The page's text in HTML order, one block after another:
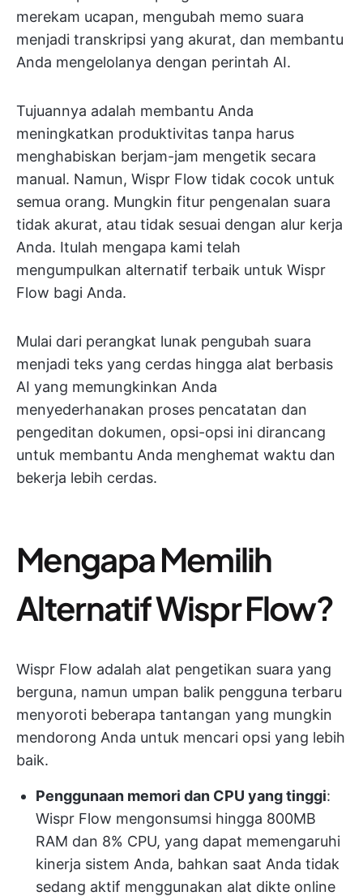
merekam ucapan, mengubah memo suara
menjadi transkripsi yang akurat, dan membantu
Anda mengelolanya dengan perintah AI.
Tujuannya adalah membantu Anda
meningkatkan produktivitas tanpa harus
menghabiskan berjam-jam mengetik secara
manual. Namun, Wispr Flow tidak cocok untuk
semua orang. Mungkin fitur pengenalan suara
tidak akurat, atau tidak sesuai dengan alur kerja
Anda. Itulah mengapa kami telah
mengumpulkan alternatif terbaik untuk Wispr
Flow bagi Anda.
Mulai dari perangkat lunak pengubah suara
menjadi teks yang cerdas hingga alat berbasis
AI yang memungkinkan Anda
menyederhanakan proses pencatatan dan
pengeditan dokumen, opsi-opsi ini dirancang
untuk membantu Anda menghemat waktu dan
bekerja lebih cerdas.
Mengapa Memilih
Alternatif Wispr Flow?
Wispr Flow adalah alat pengetikan suara yang
berguna, namun umpan balik pengguna terbaru
menyoroti beberapa tantangan yang mungkin
mendorong Anda untuk mencari opsi yang lebih
baik.
Penggunaan memori dan CPU yang tinggi:
Wispr Flow mengonsumsi hingga 800MB
RAM dan 8% CPU, yang dapat memengaruhi
kinerja sistem Anda, bahkan saat Anda tidak
sedang aktif menggunakan alat dikte online